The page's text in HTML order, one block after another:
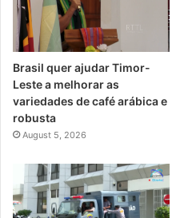
Brasil quer ajudar Timor-
Leste a melhorar as
variedades de café arábica e
robusta
August 5, 2026